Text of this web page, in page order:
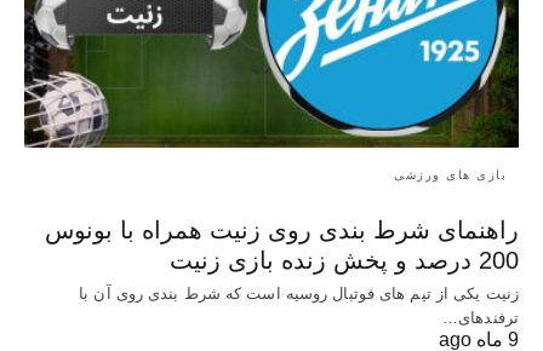
بازی های ورزشی
راهنمای شرط بندی روی زنیت همراه با بونوس
200 درصد و پخش زنده بازی زنیت
زنیت یکی از تیم های فوتبال روسیه است که شرط بندی روی آن با
ترفندهای…
9 ماه ago